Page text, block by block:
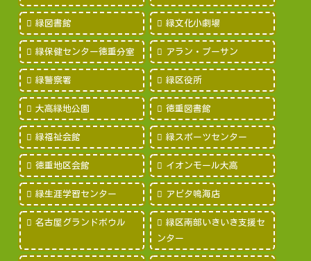
緑図書館 緑文化小劇場
緑保健センター徳重分室 アラン・プーサン
緑警察署 緑区役所
大高緑地公園 徳重図書館
緑福祉会館 緑スポーツセンター
徳重地区会館 イオンモール大高
緑生涯学習センター アピタ鳴海店
名古屋グランドボウル
緑区南部いきいき支援セ
ンター